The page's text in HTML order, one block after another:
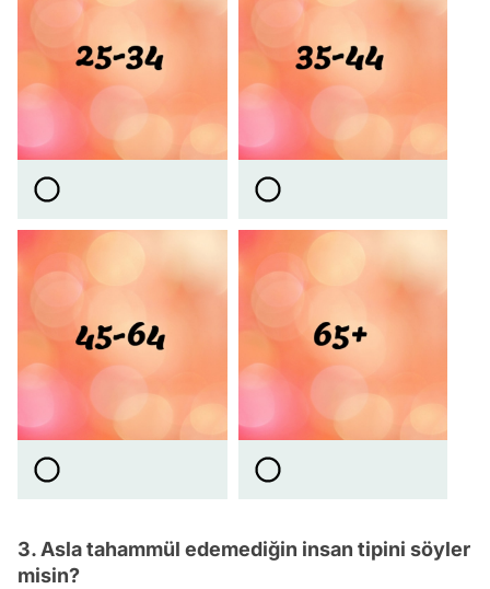
3. Asla tahammül edemediğin insan tipini söyler
misin?